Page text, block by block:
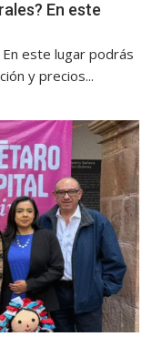
En este
este lugar podrás
y precios...